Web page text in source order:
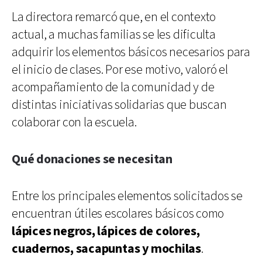
La directora remarcó que, en el contexto
actual, a muchas familias se les dificulta
adquirir los elementos básicos necesarios para
el inicio de clases. Por ese motivo, valoró el
acompañamiento de la comunidad y de
distintas iniciativas solidarias que buscan
colaborar con la escuela.
Qué donaciones se necesitan
Entre los principales elementos solicitados se
encuentran útiles escolares básicos como
lápices negros, lápices de colores,
cuadernos, sacapuntas y mochilas.